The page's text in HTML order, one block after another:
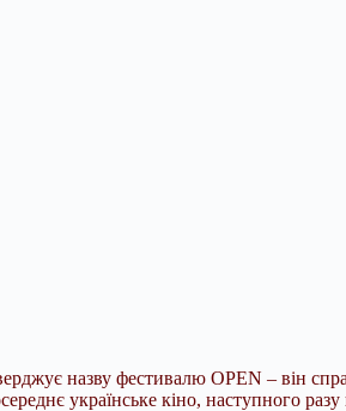
назву фестивалю OPEN – він
українське кіно, наступного